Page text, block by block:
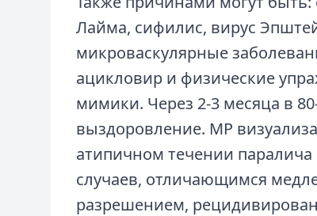
Лайма, сифилис, вирус
микроваскулярные
ацикловир и физические
мимики. Через 2-3 месяца в
выздоровление. МР
атипичном течении паралича
случаев, отличающимся
разрешением,